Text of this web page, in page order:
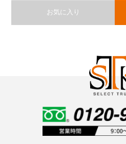
お気に入り